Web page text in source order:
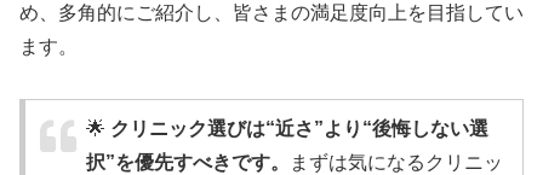
め、多角的にご紹介し、皆さまの満足度向上を目指してい
ます。
🌟 クリニック選びは“近さ”より“後悔しない選
択”を優先すべきです。
まずは気になるクリニッ